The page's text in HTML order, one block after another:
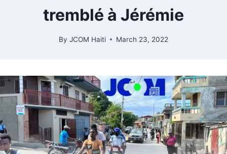
tremblé à Jérémie
By JCOM Haiti March 23, 2022